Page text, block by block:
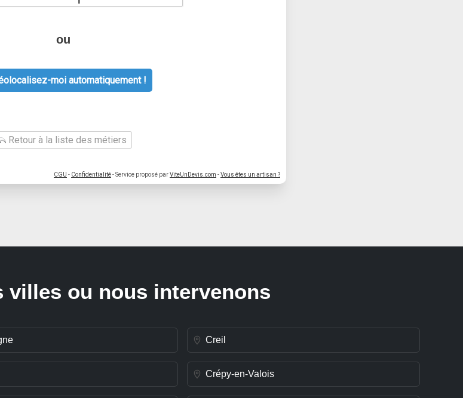
ou
moi automatiquement !
Retour à la liste des métiers
CGU - Confidentialité- Service proposé parViteUnDevis.com -Vous êtes un artisan ?
villes ou nous intervenons
Creil
Crépy-en-Valois